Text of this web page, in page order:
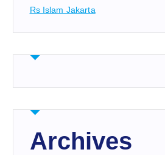
Rs Islam Jakarta
Archives